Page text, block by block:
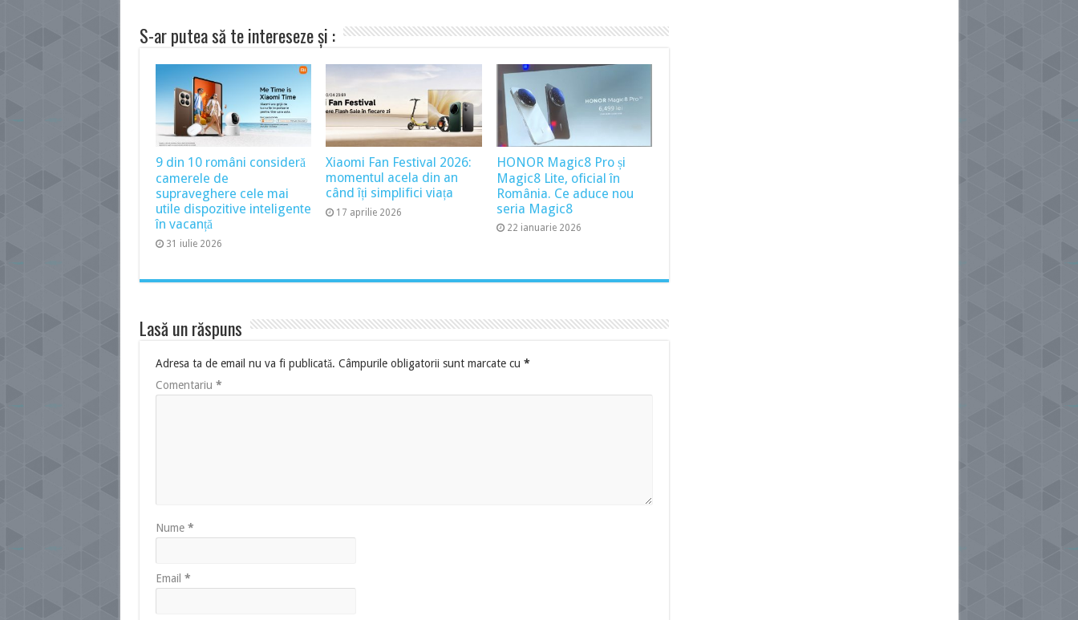
S-ar putea să te intereseze și :
9 din 10 români consideră
camerele de
supraveghere cele mai
utile dispozitive inteligente
în vacanță
31 iulie 2026
Xiaomi Fan Festival 2026:
momentul acela din an
când îți simplifici viața
17 aprilie 2026
HONOR Magic8 Pro și
Magic8 Lite, oficial în
România. Ce aduce nou
seria Magic8
22 ianuarie 2026
Lasă un răspuns
Adresa ta de email nu va fi publicată. Câmpurile obligatorii sunt marcate cu *
Comentariu *
Nume *
Email *